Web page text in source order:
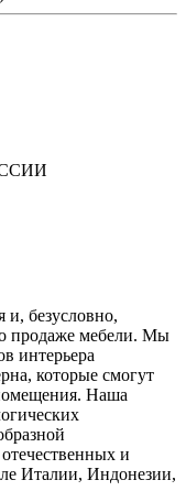
и, безусловно,
продаже мебели. Мы
интерьера
которые смогут
Наша
и
Италии, Индонезии,